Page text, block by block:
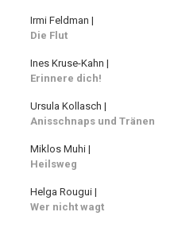
Irmi Feldman |
Die Flut
Ines Kruse-Kahn |
Erinnere dich!
Ursula Kollasch |
Anisschnaps und Tränen
Miklos Muhi |
Heilsweg
Helga Rougui |
Wer nicht wagt